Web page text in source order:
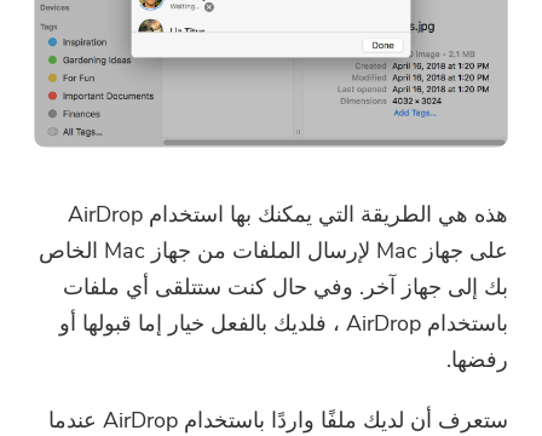
هذه هي الطريقة التي يمكنك بها استخدام AirDrop
على جهاز Mac لإرسال الملفات من جهاز Mac الخاص
بك إلى جهاز آخر. وفي حال كنت ستتلقى أي ملفات
باستخدام AirDrop ، فلديك بالفعل خيار إما قبولها أو
رفضها.
ستعرف أن لديك ملفًا واردًا باستخدام AirDrop عندما
user@email.com. يمكنك أيضًا النقر
فوق الزر لشراء البرنامج مباشرةً.